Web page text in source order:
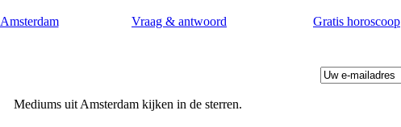
Amsterdam Vraag & antwoord Gratis horoscoop
Mediums uit Amsterdam kijken in de sterren.